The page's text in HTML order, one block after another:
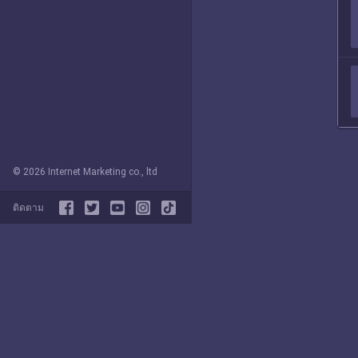
© 2026 Internet Marketing co., ltd
ติดตาม